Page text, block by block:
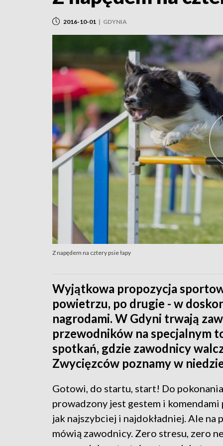
2016-10-01 | GDYNIA
Z napędem na cztery psie łapy
Wyjątkowa propozycja
powietrzu, po drugie - w
nagrodami. W Gdyni trwają
przewodników na specjalnym
spotkań, gdzie zawodnicy
Zwycięzców poznamy w
Gotowi, do startu, start! Do
prowadzony jest gestem i
jak najszybciej i najdokładniej. Ale na
mówią zawodnicy. Zero stresu, zero